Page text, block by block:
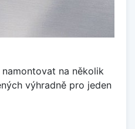
na několik
výhradně pro jeden